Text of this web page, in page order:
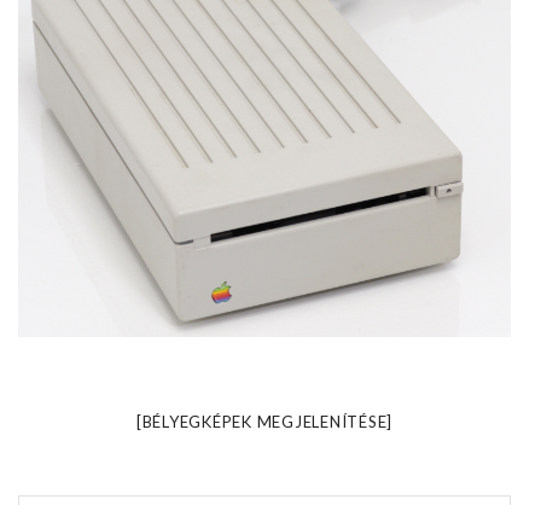
[BÉLYEGKÉPEK MEGJELENÍTÉSE]